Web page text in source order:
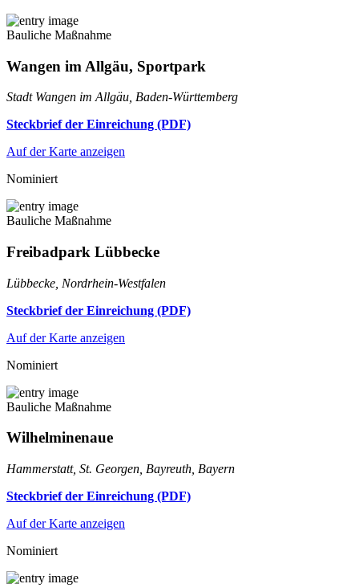
Bauliche Maßnahme
Wangen im Allgäu, Sportpark
Stadt Wangen im Allgäu, Baden-Württemberg
Steckbrief der Einreichung (PDF)
Auf der Karte anzeigen
Nominiert
Bauliche Maßnahme
Freibadpark Lübbecke
Lübbecke, Nordrhein-Westfalen
Steckbrief der Einreichung (PDF)
Auf der Karte anzeigen
Nominiert
Bauliche Maßnahme
Wilhelminenaue
Hammerstatt, St. Georgen, Bayreuth, Bayern
Steckbrief der Einreichung (PDF)
Auf der Karte anzeigen
Nominiert